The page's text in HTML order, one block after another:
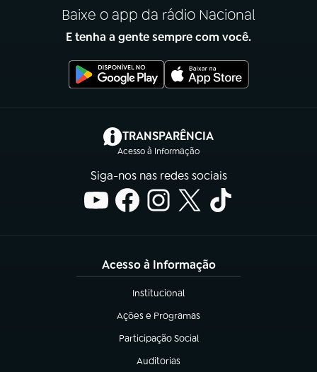
Baixe o app da rádio Nacional
E tenha a gente sempre com você.
TRANSPARÊNCIA
Acesso à Informação
(abre em nova aba)
Siga-nos nas redes sociais
Acesso à Informação
Institucional
(abre em nova aba)
Ações e Programas
(abre em nova aba)
Participação Social
(abre em nova aba)
Auditorias
(abre em nova aba)